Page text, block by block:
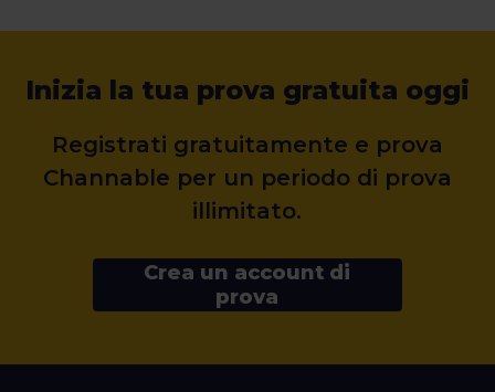
Inizia la tua prova gratuita oggi
Registrati gratuitamente e prova
Channable per un periodo di prova
illimitato.
Crea un account di
prova